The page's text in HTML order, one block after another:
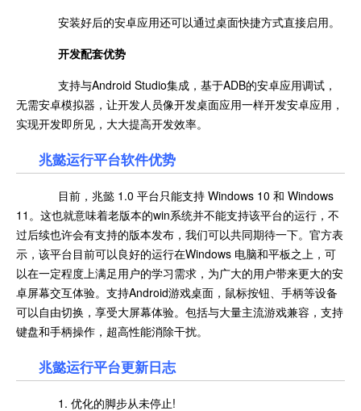
安装好后的安卓应用还可以通过桌面快捷方式直接启用。
开发配套优势
支持与Android Studio集成，基于ADB的安卓应用调试，
无需安卓模拟器，让开发人员像开发桌面应用一样开发安卓应用，
实现开发即所见，大大提高开发效率。
兆懿运行平台软件优势
目前，兆懿 1.0 平台只能支持 Windows 10 和 Windows
11。这也就意味着老版本的win系统并不能支持该平台的运行，不
过后续也许会有支持的版本发布，我们可以共同期待一下。官方表
示，该平台目前可以良好的运行在Windows 电脑和平板之上，可
以在一定程度上满足用户的学习需求，为广大的用户带来更大的安
卓屏幕交互体验。支持Android游戏桌面，鼠标按钮、手柄等设备
可以自由切换，享受大屏幕体验。包括与大量主流游戏兼容，支持
键盘和手柄操作，超高性能消除干扰。
兆懿运行平台更新日志
1. 优化的脚步从未停止!